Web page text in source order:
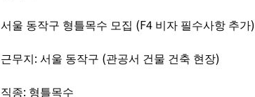
서울 동작구 형틀목수 모집 (F4 비자 필수사항 추가)
근무지: 서울 동작구 (관공서 건물 건축 현장)
직종: 형틀목수